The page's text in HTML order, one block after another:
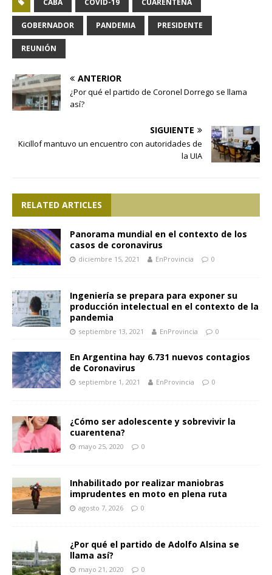
GOBERNADOR PANDEMIA PRESIDENTE
REUNIÓN
ANTERIOR
¿Por qué el partido de Coronel Dorrego se llama
así?
SIGUIENTE
Kicillof mantuvo un encuentro con autoridades de
la UIA
RELATED ARTICLES
Panorama mundial en el contexto de los
casos de coronavirus
diciembre 15, 2021 EnProvincia 0
Ingeniería se prepara para exponer su
producción intelectual en el contexto de la
pandemia
septiembre 13, 2021 EnProvincia 0
En Argentina hay 6.731 nuevos contagios
de Coronavirus
septiembre 1, 2021 EnProvincia 0
¿Cómo ser adolescente y sobrevivir la
cuarentena?
mayo 25, 2020 0
Inhabilitado por realizar maniobras
imprudentes en moto en plena ruta
agosto 7, 2026 0
¿Por qué el partido de Adolfo Alsina se
llama así?
mayo 21, 2020 0